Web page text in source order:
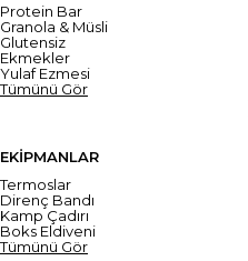
Protein Bar
Granola & Müsli
Glutensiz
Ekmekler
Yulaf Ezmesi
Tümünü Gör
EKİPMANLAR
Termoslar
Direnç Bandı
Kamp Çadırı
Boks Eldiveni
Tümünü Gör